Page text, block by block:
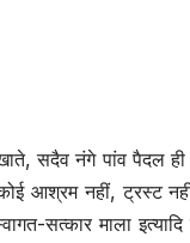
सदैव नंगे पांव पैदल
आश्रम नहीं, ट्रस्ट
सत्कार माला